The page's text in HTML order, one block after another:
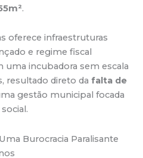
.
oferece infraestruturas
e regime fiscal
incubadora sem escala
resultado direto da falta de
gestão municipal focada
Burocracia Paralisante